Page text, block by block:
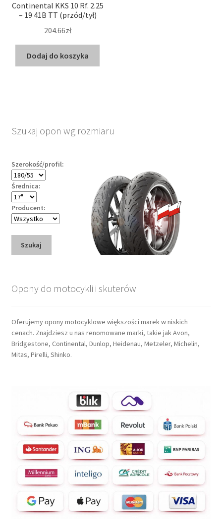
Continental KKS 10 Rf. 2.25
– 19 41B TT (przód/tył)
204.66zł
Dodaj do koszyka
Szukaj opon wg rozmiaru
Szerokość/profil:
Średnica:
Producent:
Szukaj
Opony do motocykli i skuterów
Oferujemy opony motocyklowe większości marek w niskich
cenach. Znajdziesz u nas renomowane marki, takie jak Avon,
Bridgestone, Continental, Dunlop, Heidenau, Metzeler, Michelin,
Mitas, Pirelli, Shinko.